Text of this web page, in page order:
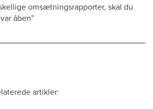
omsætningsrapporter, skal du
åben”
artikler: